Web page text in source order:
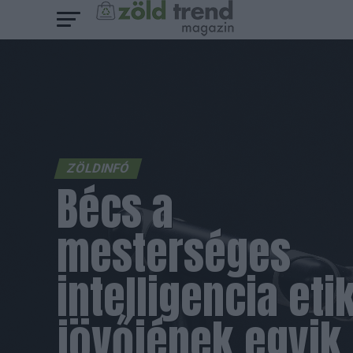
ZÖLDINFÓ
Bécs a
mesterséges
intelligencia